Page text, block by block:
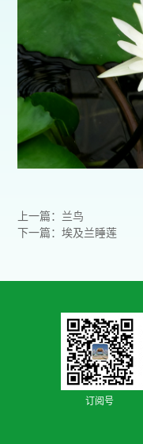
上一篇：兰鸟
下一篇：埃及兰睡莲
订阅号